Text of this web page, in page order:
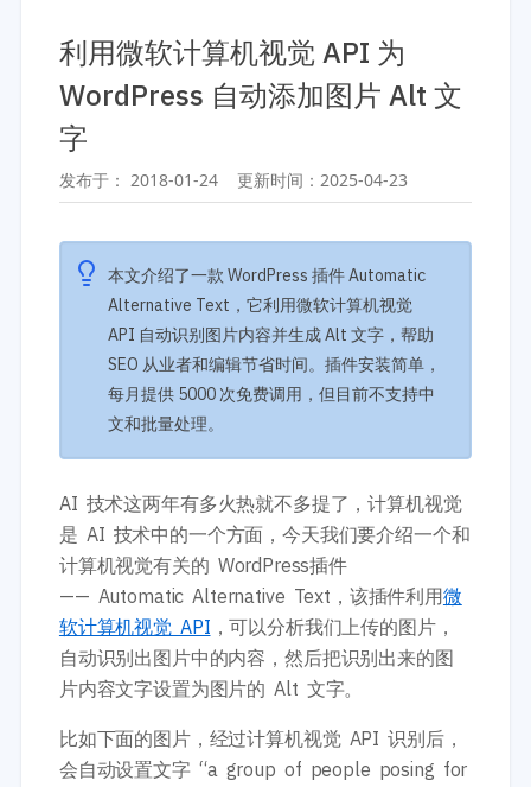
资源
主题推荐
插件推荐
开发手册
主题开发手册
插件开发手册
主题开发分享
开发文档手册
网站管理运营
WP新闻资讯
技术专题
安全增强
WordPress数据库
WooCommerce开发
多语言主题开发
电子商务和支付
服务咨询
利用微软计算机视觉 API 为
WordPress 自动添加图片 Alt 文
字
发布于： 2018-01-24 更新时间： 2025-04-23
本文介绍了一款 WordPress 插件 Automatic
Alternative Text，它利用微软计算机视觉
API 自动识别图片内容并生成 Alt 文字，帮助
SEO 从业者和编辑节省时间。插件安装简单，
每月提供 5000 次免费调用，但目前不支持中
文和批量处理。
AI 技术这两年有多火热就不多提了，计算机视觉
是 AI 技术中的一个方面，今天我们要介绍一个和
计算机视觉有关的 WordPress插件
—— Automatic Alternative Text，该插件利用微
软计算机视觉 API ，可以分析我们上传的图片，
自动识别出图片中的内容，然后把识别出来的图
片内容文字设置为图片的 Alt 文字。
比如下面的图片，经过计算机视觉 API 识别后，
会自动设置文字 “a group of people posing for